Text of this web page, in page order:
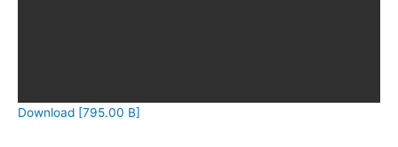
Download [795.00 B]